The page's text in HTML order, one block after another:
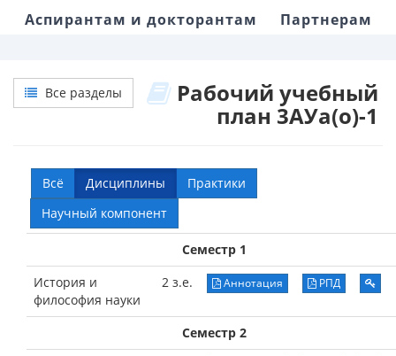
Аспирантам и докторантам
Партнерам
Все разделы Рабочий учебный
план 3АУа(о)-1
Всё Дисциплины
Практики
Научный компонент
Семестр 1
История и
философия науки
2 з.е. Аннотация РПД
Семестр 2